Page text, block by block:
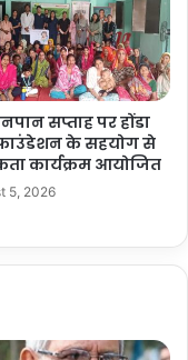
सप्ताह पर होंडा
फाउंडेशन के सहयोग से
कार्यक्रम आयोजित
5, 2026